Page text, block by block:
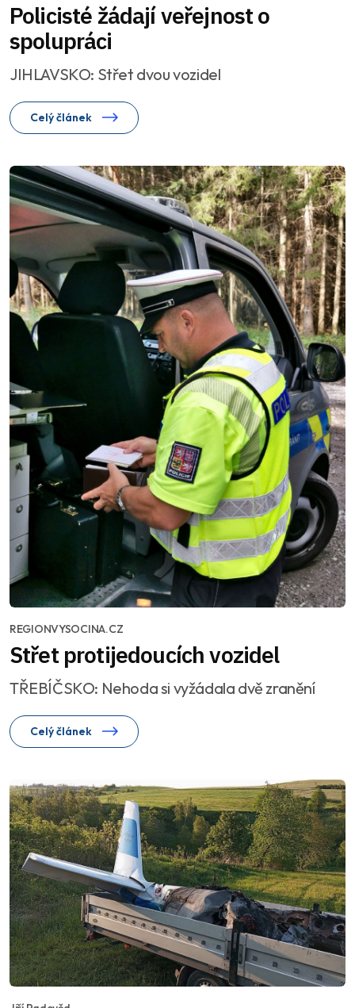
Policisté žádají veřejnost o
spolupráci
JIHLAVSKO: Střet dvou vozidel
Celý článek
REGIONVYSOCINA.CZ
Střet protijedoucích vozidel
TŘEBÍČSKO: Nehoda si vyžádala dvě zranění
Celý článek